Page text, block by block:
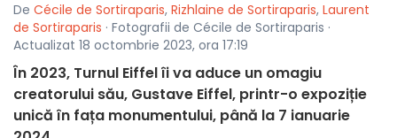
De Cécile de Sortiraparis, Rizhlaine de Sortiraparis, Laurent
de Sortiraparis · Fotografii de Cécile de Sortiraparis ·
Actualizat 18 octombrie 2023, ora 17:19
În 2023, Turnul Eiffel îi va aduce un omagiu
creatorului său, Gustave Eiffel, printr-o expoziție
unică în fața monumentului, până la 7 ianuarie